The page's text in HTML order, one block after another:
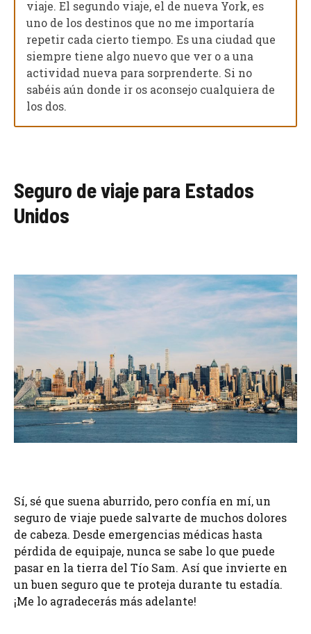
viaje. El segundo viaje, el de nueva York, es
uno de los destinos que no me importaría
repetir cada cierto tiempo. Es una ciudad que
siempre tiene algo nuevo que ver o a una
actividad nueva para sorprenderte. Si no
sabéis aún donde ir os aconsejo cualquiera de
los dos.
Seguro de viaje para Estados
Unidos
Sí, sé que suena aburrido, pero confía en mí, un
seguro de viaje puede salvarte de muchos dolores
de cabeza. Desde emergencias médicas hasta
pérdida de equipaje, nunca se sabe lo que puede
pasar en la tierra del Tío Sam. Así que invierte en
un buen seguro que te proteja durante tu estadía.
¡Me lo agradecerás más adelante!